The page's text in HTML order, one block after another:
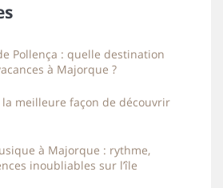
Pollença : quelle destination
à Majorque ?
meilleure façon de découvrir
à Majorque : rythme,
inoubliables sur l’île